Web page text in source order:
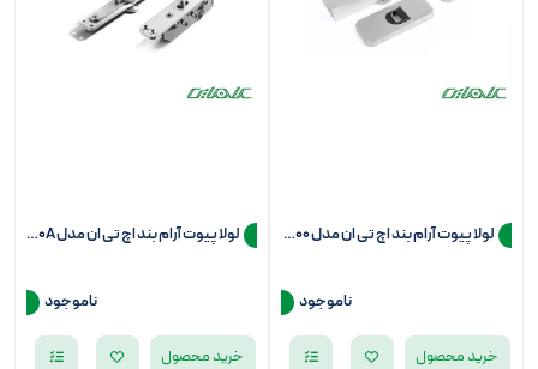
لولا پیوت آرام بند اچ تی ان مدل HP500
ناموجود
خرید محصول
لولا پیوت آرام بند اچ تی ان مدل HP500A
ناموجود
خرید محصول